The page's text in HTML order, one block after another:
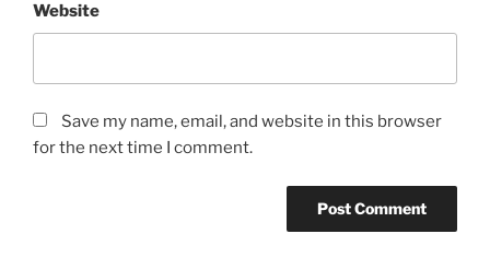
Website
Save my name, email, and website in this browser
for the next time I comment.